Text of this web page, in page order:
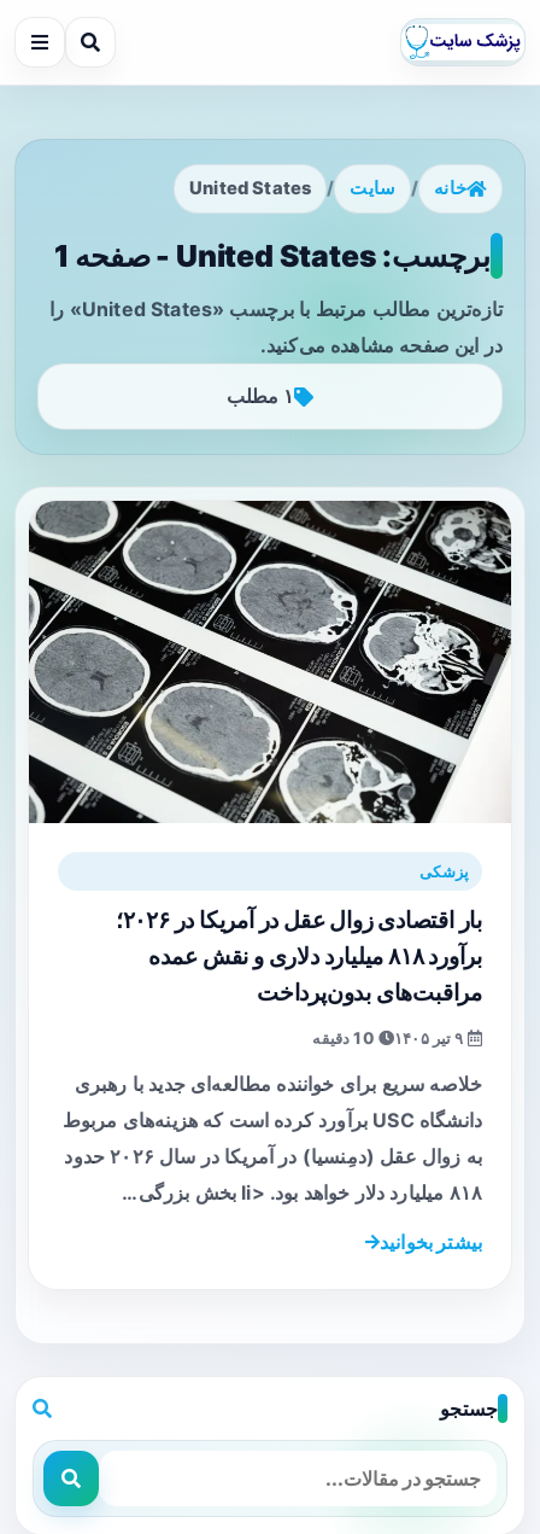
خانه / سایت /
United States
برچسب: United States - صفحه 1
تازه‌ترین مطالب مرتبط با برچسب «United States» را
در این صفحه مشاهده می‌کنید.
۱ مطلب
پزشکی
بار اقتصادی زوال عقل در آمریکا در ۲۰۲۶؛
برآورد ۸۱۸ میلیارد دلاری و نقش عمده
مراقبت‌های بدون‌پرداخت
خلاصه سریع برای خواننده مطالعه‌ای جدید با رهبری
دانشگاه USC برآورد کرده است که هزینه‌های مربوط
به زوال عقل (دمِنسیا) در آمریکا در سال ۲۰۲۶ حدود
۸۱۸ میلیارد دلار خواهد بود. <li بخش بزرگی…
بیشتر بخوانید
جستجو